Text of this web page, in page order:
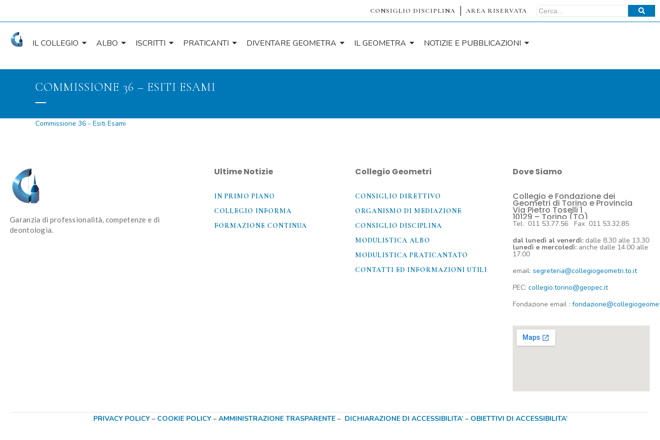
CONSIGLIO DISCIPLINA AREA RISERVATA
IL COLLEGIO ALBO ISCRITTI PRATICANTI DIVENTARE GEOMETRA IL GEOMETRA NOTIZIE E PUBBLICAZIONI
COMMISSIONE 36 – ESITI ESAMI
Commissione 36 - Esiti Esami
Garanzia di professionalità, competenze e di
deontologia.
Ultime Notizie
IN PRIMO PIANO
COLLEGIO INFORMA
FORMAZIONE CONTINUA
Collegio Geometri
CONSIGLIO DIRETTIVO
ORGANISMO DI MEDIAZIONE
CONSIGLIO DISCIPLINA
MODULISTICA ALBO
MODULISTICA PRATICANTATO
CONTATTI ED INFORMAZIONI UTILI​
Dove Siamo
Collegio e Fondazione dei
Geometri di Torino e Provincia
Via Pietro Toselli 1
10129 – Torino (TO)
Tel. 011 53.77.56 Fax 011 53.32.85
dal lunedì al venerdì: dalle 8.30 alle 13.30
lunedì e mercoledì: anche dalle 14.00 alle
17.00
email: segreteria@collegiogeometri.to.it
PEC: collegio.torino@geopec.it
Fondazione email :
PRIVACY POLICY– COOKIE POLICY – AMMINISTRAZIONE TRASPARENTE– DICHIARAZIONE DI ACCESSIBILITA’– OBIETTIVI DI ACCESSIBILITA’